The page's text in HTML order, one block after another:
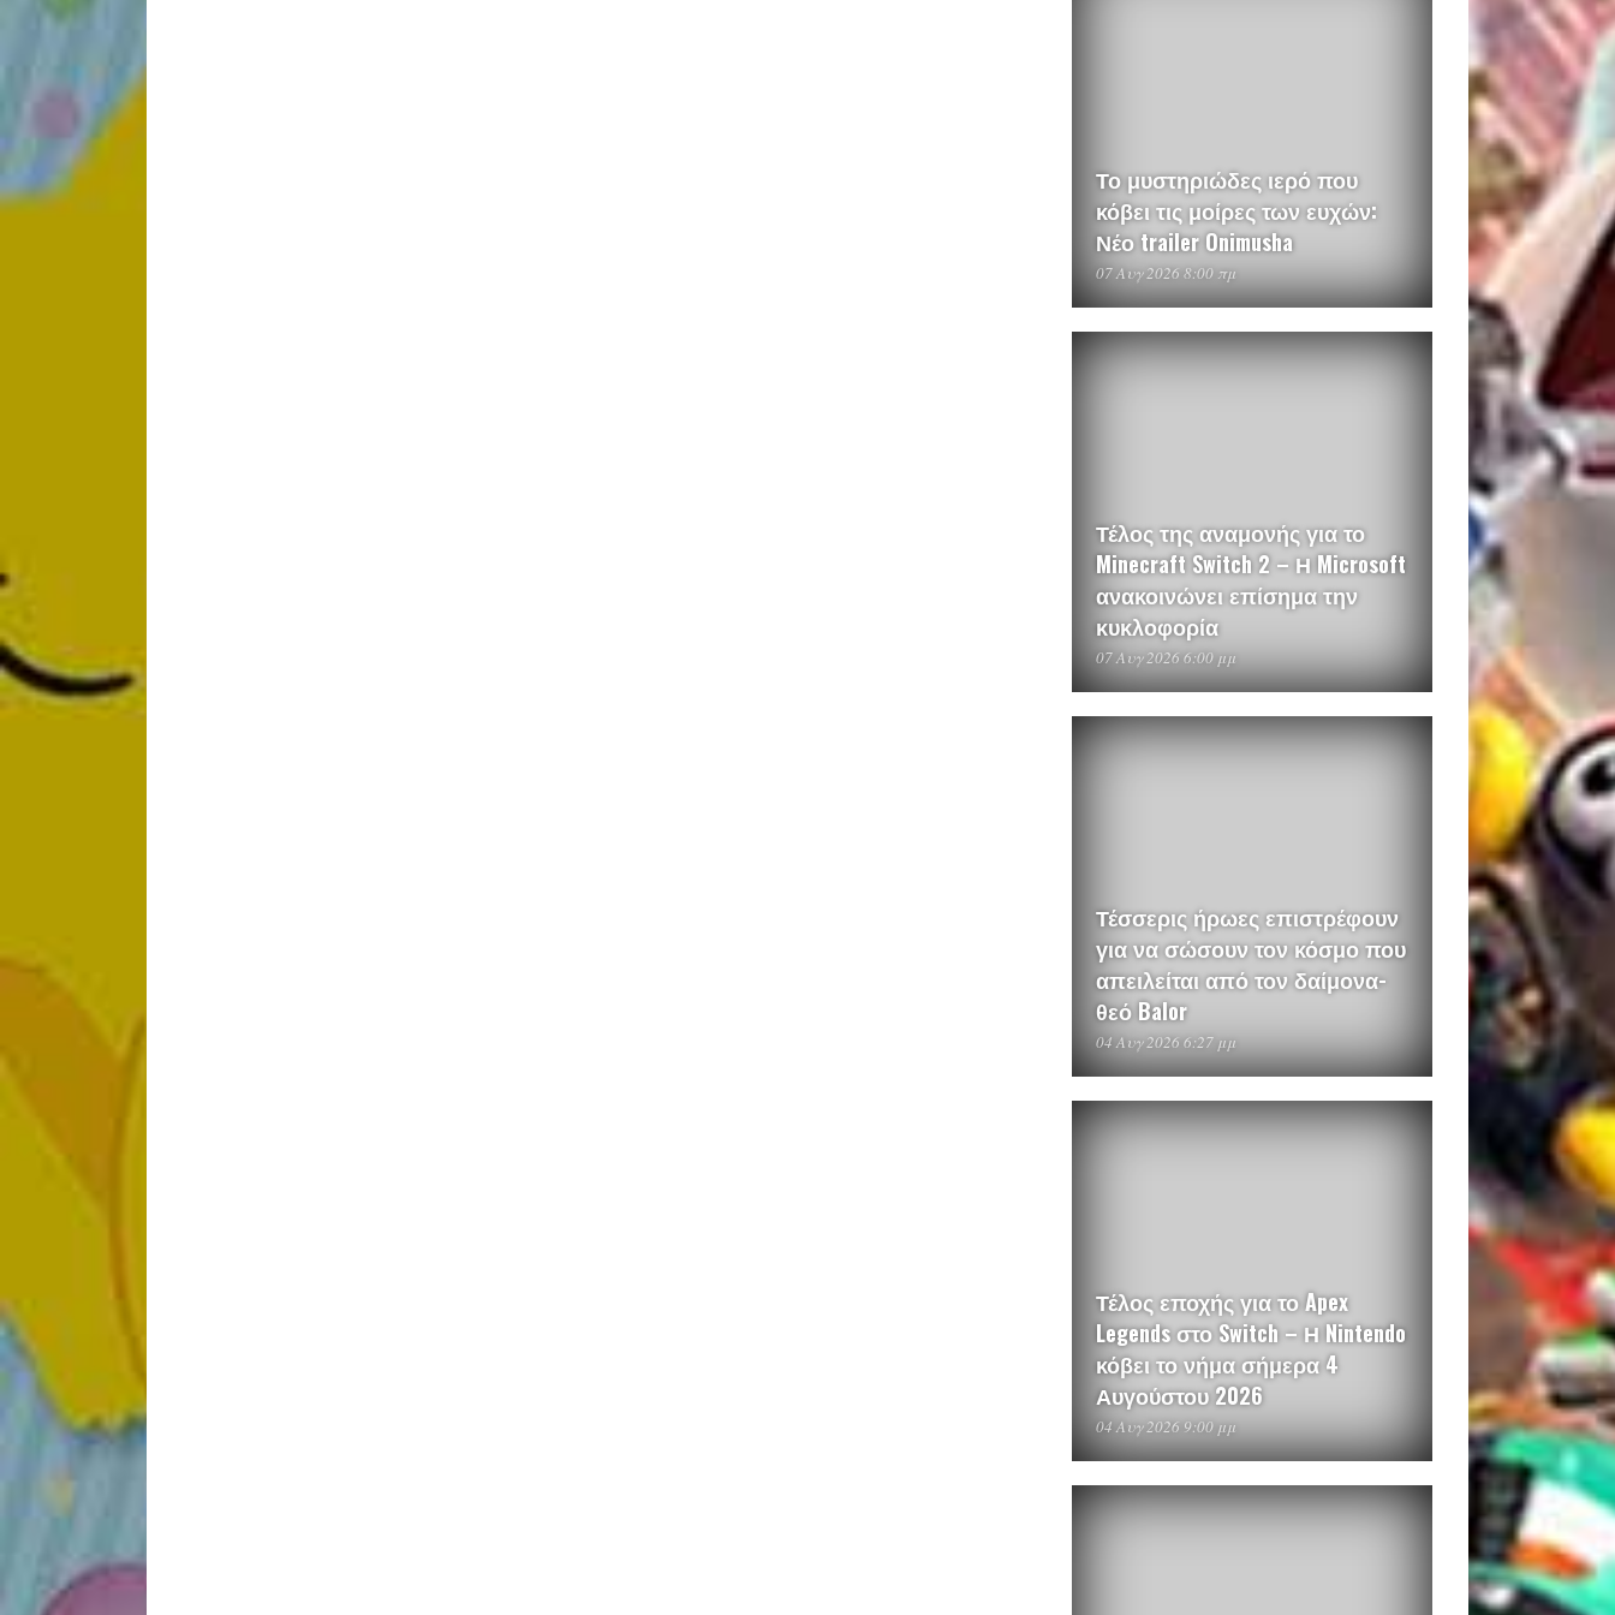
Το μυστηριώδες ιερό που
κόβει τις μοίρες των ευχών:
Νέο trailer Onimusha
07 Αυγ 2026 8:00 πμ
Τέλος της αναμονής για το
Minecraft Switch 2 – Η Microsoft
ανακοινώνει επίσημα την
κυκλοφορία
07 Αυγ 2026 6:00 μμ
Τέσσερις ήρωες επιστρέφουν
για να σώσουν τον κόσμο που
απειλείται από τον δαίμονα-
θεό Balor
04 Αυγ 2026 6:27 μμ
Τέλος εποχής για το Apex
Legends στο Switch – Η Nintendo
κόβει το νήμα σήμερα 4
Αυγούστου 2026
04 Αυγ 2026 9:00 μμ